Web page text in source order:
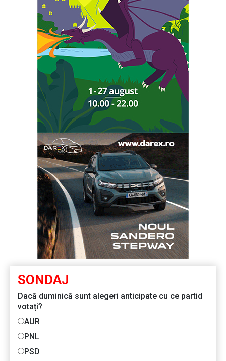
SONDAJ
Dacă duminică sunt alegeri anticipate cu ce partid
votați?
AUR
PNL
PSD